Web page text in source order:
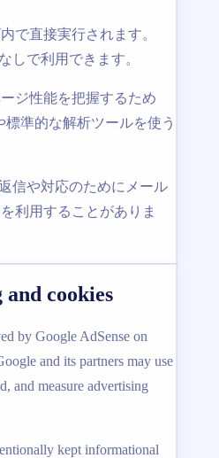
で直接実行されます。
しで利用できます。
ジ性能を把握するため
標準的な解析ツールを使う
信や対応のためにメール
利用することがありま
cookies
by Google AdSense on
and its partners may use
and measure advertising
kept informational